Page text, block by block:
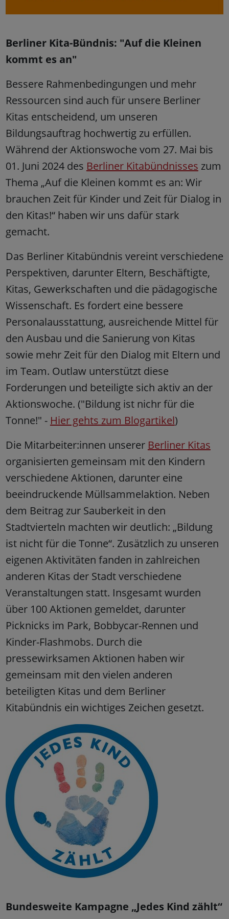
Berliner Kita-Bündnis: "Auf die Kleinen
kommt es an"
Bessere Rahmenbedingungen und mehr
Ressourcen sind auch für unsere Berliner
Kitas entscheidend, um unseren
Bildungsauftrag hochwertig zu erfüllen.
Während der Aktionswoche vom 27. Mai bis
01. Juni 2024 des Berliner Kitabündnisses zum
Thema „Auf die Kleinen kommt es an: Wir
brauchen Zeit für Kinder und Zeit für Dialog in
den Kitas!“ haben wir uns dafür stark
gemacht.
Das Berliner Kitabündnis vereint verschiedene
Perspektiven, darunter Eltern, Beschäftigte,
Kitas, Gewerkschaften und die pädagogische
Wissenschaft. Es fordert eine bessere
Personalausstattung, ausreichende Mittel für
den Ausbau und die Sanierung von Kitas
sowie mehr Zeit für den Dialog mit Eltern und
im Team. Outlaw unterstützt diese
Forderungen und beteiligte sich aktiv an der
Aktionswoche. ("Bildung ist nichr für die
Tonne!" - Hier gehts zum Blogartikel)
Die Mitarbeiter:innen unserer Berliner Kitas
organisierten gemeinsam mit den Kindern
verschiedene Aktionen, darunter eine
beeindruckende Müllsammelaktion. Neben
dem Beitrag zur Sauberkeit in den
Stadtvierteln machten wir deutlich: „Bildung
ist nicht für die Tonne“. Zusätzlich zu unseren
eigenen Aktivitäten fanden in zahlreichen
anderen Kitas der Stadt verschiedene
Veranstaltungen statt. Insgesamt wurden
über 100 Aktionen gemeldet, darunter
Picknicks im Park, Bobbycar-Rennen und
Kinder-Flashmobs. Durch die
pressewirksamen Aktionen haben wir
gemeinsam mit den vielen anderen
beteiligten Kitas und dem Berliner
Kitabündnis ein wichtiges Zeichen gesetzt.
Bundesweite Kampagne „Jedes Kind zählt“